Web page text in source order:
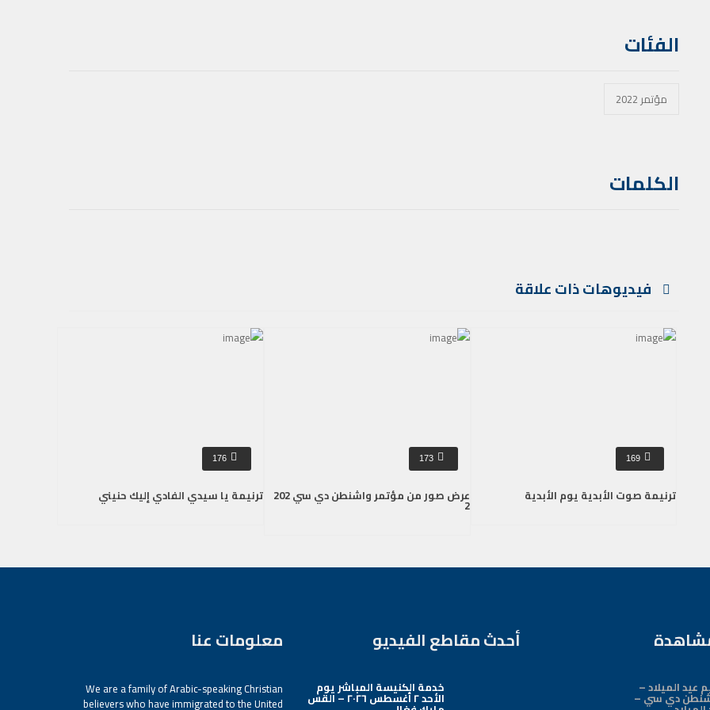
الفئات
مؤتمر 2022
الكلمات
فيديوهات ذات علاقة
176
ترنيمة يا سيدي الفادي إليك حنيني
173
عرض صور من مؤتمر واشنطن دي سي 202
2
169
ترنيمة صوت الأبدية يوم الأبدية
معلومات عنا
We are a family of Arabic-speaking Christian
believers who have immigrated to the United
أحدث مقاطع الفيديو
خدمة الكنيسة المباشر يوم
الأحد ٢ أغسطس ٢٠٢٦ – القس
مشاهدة
عيد الميلاد –
دي سي –